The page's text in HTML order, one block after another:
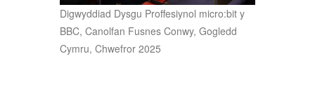
Digwyddiad Dysgu Proffesiynol micro:bit y
BBC, Canolfan Fusnes Conwy, Gogledd
Cymru, Chwefror 2025